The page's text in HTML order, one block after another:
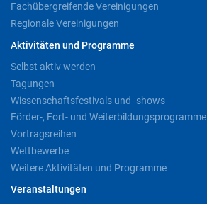
Fachübergreifende Vereinigungen
Regionale Vereinigungen
Aktivitäten und Programme
Selbst aktiv werden
Tagungen
Wissenschaftsfestivals und -shows
Förder-, Fort- und Weiterbildungsprogramme
Vortragsreihen
Wettbewerbe
Weitere Aktivitäten und Programme
Veranstaltungen